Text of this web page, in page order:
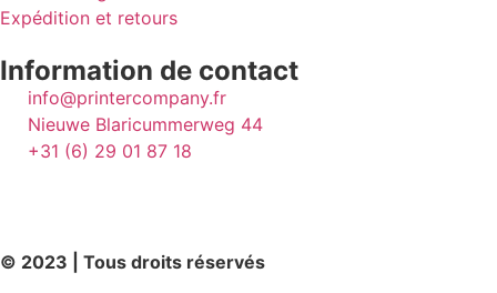
Expédition et retours
Information de contact
info@printercompany.fr
Nieuwe Blaricummerweg 44
+31 (6) 29 01 87 18
© 2023 | Tous droits réservés